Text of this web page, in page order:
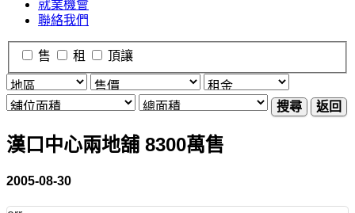
就業機會
聯絡我們
售 租 頂讓
搜尋 返回
漢口中心兩地舖 8300萬售
2005-08-30